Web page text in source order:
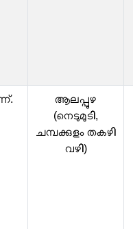
ആലപ്പുഴ
(നെടുമുടി,
ചമ്പക്കുളം തകഴി
വഴി)